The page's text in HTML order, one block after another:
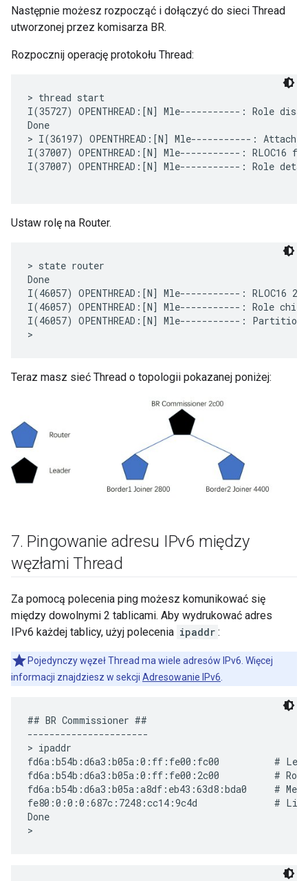
Następnie możesz rozpocząć i dołączyć do sieci Thread
utworzonej przez komisarza BR.
Rozpocznij operację protokołu Thread:
> thread start
I(35727) OPENTHREAD:[N] Mle-----------: Role
Done
> I(36197) OPENTHREAD:[N] Mle-----------:
I(37007) OPENTHREAD:[N] Mle-----------: RLOC16
I(37007) OPENTHREAD:[N] Mle-----------: Role
Ustaw rolę na Router.
> state router
Done
I(46057) OPENTHREAD:[N] Mle-----------: RLOC16
I(46057) OPENTHREAD:[N] Mle-----------: Role
I(46057) OPENTHREAD:[N] Mle-----------: Partition
Teraz masz sieć Thread o topologii pokazanej poniżej:
7. Pingowanie adresu IPv6 między
węzłami Thread
Za pomocą polecenia ping możesz komunikować się
między dowolnymi 2 tablicami. Aby wydrukować adres
IPv6 każdej tablicy, użyj polecenia ipaddr :
Pojedynczy węzeł Thread ma wiele adresów IPv6. Więcej
informacji znajdziesz w sekcji Adresowanie IPv6
## BR Commissioner ##
----------------------
> ipaddr
fd6a:b54b:d6a3:b05a:0:ff:fe00:fc00          #
fd6a:b54b:d6a3:b05a:0:ff:fe00:2c00          #
fd6a:b54b:d6a3:b05a:a8df:eb43:63d8:bda0     #
fe80:0:0:0:687c:7248:cc14:9c4d              #
Done